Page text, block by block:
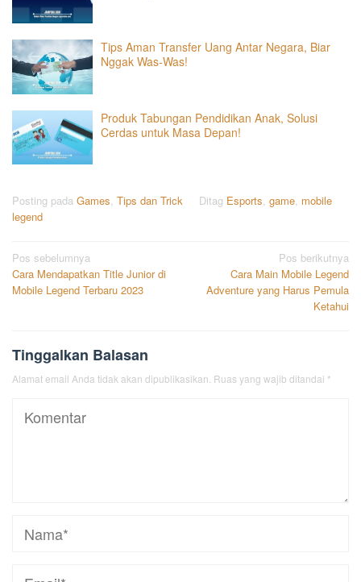
Tips Aman Transfer Uang Antar Negara, Biar
Nggak Was-Was!
Produk Tabungan Pendidikan Anak, Solusi
Cerdas untuk Masa Depan!
Posting pada Games, Tips dan Trick Ditag Esports, game, mobile
legend
Navigasi
pos
Pos sebelumnya
Cara Mendapatkan Title Junior di
Mobile Legend Terbaru 2023
Pos berikutnya
Cara Main Mobile Legend
Adventure yang Harus Pemula
Ketahui
Tinggalkan Balasan
Alamat email Anda tidak akan dipublikasikan. Ruas yang wajib ditandai *